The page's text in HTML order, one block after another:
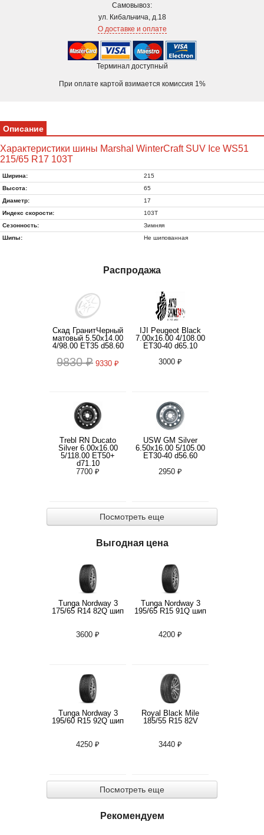
Самовывоз:
ул. Кибальчича, д.18
О доставке и оплате
Терминал доступный
При оплате картой взимается комиссия 1%
Описание
Характеристики шины Marshal WinterCraft SUV Ice WS51
215/65 R17 103T
Ширина:
215
Высота:
65
Диаметр:
17
Индекс скорости:
103T
Сезонность:
Зимняя
Шипы:
Не шипованная
Распродажа
Скад ГранитЧерный
матовый 5.50x14.00
4/98.00 ET35 d58.60
9830 ₽ 9330 ₽
IJI Peugeot Black
7.00x16.00 4/108.00
ET30-40 d65.10
3000 ₽
Trebl RN Ducato
Silver 6.00x16.00
5/118.00 ET50+
d71.10
7700 ₽
USW GM Silver
6.50x16.00 5/105.00
ET30-40 d56.60
2950 ₽
Посмотреть еще
Выгодная цена
Tunga Nordway 3
175/65 R14 82Q шип
3600 ₽
Tunga Nordway 3
195/65 R15 91Q шип
4200 ₽
Tunga Nordway 3
195/60 R15 92Q шип
4250 ₽
Royal Black Mile
185/55 R15 82V
3440 ₽
Посмотреть еще
Рекомендуем